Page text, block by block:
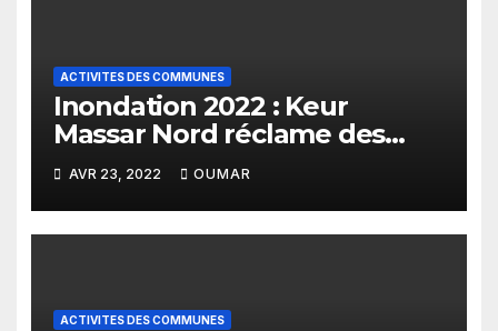
ACTIVITES DES COMMUNES
Inondation 2022 : Keur
Massar Nord réclame des
canalisations
AVR 23, 2022 OUMAR
ACTIVITES DES COMMUNES